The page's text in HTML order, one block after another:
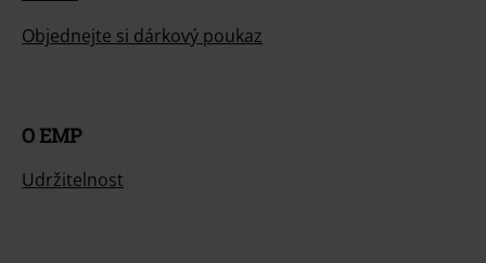
Objednejte si dárkový poukaz
O EMP
Udržitelnost